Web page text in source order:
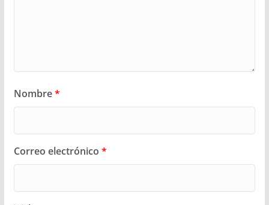
Nombre*
Correo electrónico *